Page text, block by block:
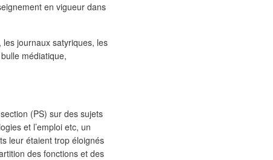
en vigueur dans
journaux satyriques, les
médiatique,
(PS) sur des sujets
et l’emploi etc, un
leur étaient trop éloignés
des fonctions et des